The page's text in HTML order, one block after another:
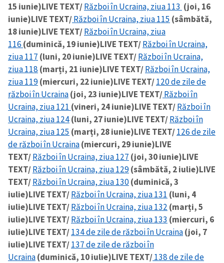
15 iunie)LIVE TEXT/Război în Ucraina, ziua 113 (joi, 16
iunie)LIVE TEXT/Război în Ucraina, ziua 115 (sâmbătă,
18 iunie)LIVE TEXT/Război în Ucraina, ziua
116 (duminică, 19 iunie)LIVE TEXT/Război în Ucraina,
ziua 117 (luni, 20 iunie)LIVE TEXT/Război în Ucraina,
ziua 118 (marți, 21 iunie)LIVE TEXT/Război în Ucraina,
ziua 119(miercuri, 22 iunie)LIVE TEXT/120 de zile de
război în Ucraina(joi, 23 iunie)LIVE TEXT/Război în
Ucraina, ziua 121 (vineri, 24 iunie)LIVE TEXT/Război în
Ucraina, ziua 124(luni, 27 iunie)LIVE TEXT/Război în
Ucraina, ziua 125 (marți, 28 iunie)LIVE TEXT/126 de zile
de război în Ucraina(miercuri, 29 iunie)LIVE
TEXT/Război în Ucraina, ziua 127 (joi, 30 iunie)LIVE
TEXT/Război în Ucraina, ziua 129(sâmbătă, 2 iulie)LIVE
TEXT/Război în Ucraina, ziua 130(duminică, 3
iulie)LIVE TEXT/Război în Ucraina, ziua 131 (luni, 4
iulie)LIVE TEXT/Război în Ucraina, ziua 132 (marți, 5
iulie)LIVE TEXT/Război în Ucraina, ziua 133 (miercuri, 6
iulie)LIVE TEXT/134 de zile de război în Ucraina(joi, 7
iulie)LIVE TEXT/137 de zile de război în
Ucraina(duminică, 10 iulie)LIVE TEXT/138 de zile de